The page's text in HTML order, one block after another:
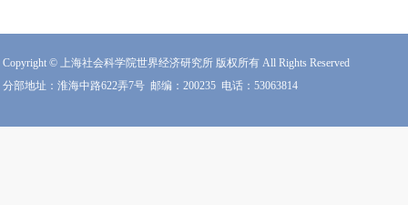
Copyright © 上海社会科学院世界经济研究所 版权所有 All Rights Reserved
分部地址：淮海中路622弄7号 邮编：200235 电话：53063814